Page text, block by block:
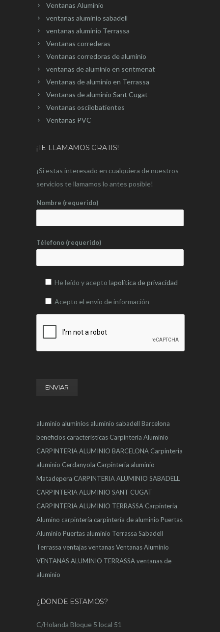
Ventanas Aluminio
ventanas aluminio sabadell
ventanas aluminio Terrassa
Ventanas correderas
Ventanas corredoras de aluminio
ventanas de aluminio en sentmenat
Ventanas de aluminio en Terrassa
Ventanas de aluminio Sant Cugat
Ventanas oscilobatientes
Ventanas PVC
¡TE LLAMAMOS GRATIS!
¡Si estas interesado en cualquiera de nuestros
servicios te llamamos lo antes posible!
Nombre (requerido)
Télefono (requerido)
He leído y acepto lapolítica de privacidad
Acepto el envío de información
aluminio aluminios aluminio sabadell Barcelona
beneficios características Carpinteria Aluminio
CARPINTERIA ALUMINIO BARCELONA Carpinteria
aluminio Cerdanyola Carpinteria aluminio
Matadepera CARPINTERIA ALUMINIO SABADELL
CARPINTERIA ALUMINIO SANT CUGAT
CARPINTERIA ALUMINIO TERRASSA Carpinteria
Alumino carpintería carpintería de aluminio Puertas
Aluminio Puertas aluminio Terrassa Sabadell
Terrassa ventajasventanasVentanas Aluminio
VENTANAS ALUMINIO TERRASSAventanas de
aluminio
¿DONDE ESTAMOS?
C/Holanda Bloque 5 local 51